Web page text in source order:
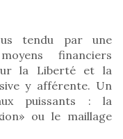
tendu par une
financiers
la Liberté et la
y afférente. Un
puissants : la
ou le maillage